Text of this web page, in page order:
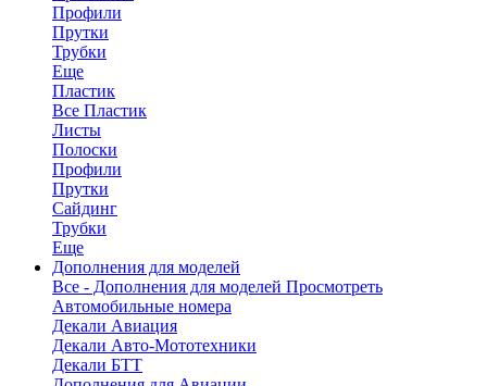
Профили
Прутки
Трубки
Еще
Пластик
Все Пластик
Листы
Полоски
Профили
Прутки
Сайдинг
Трубки
Еще
Дополнения для моделей
Все - Дополнения для моделей Просмотреть
Автомобильные номера
Декали Авиация
Декали Авто-Мототехники
Декали БТТ